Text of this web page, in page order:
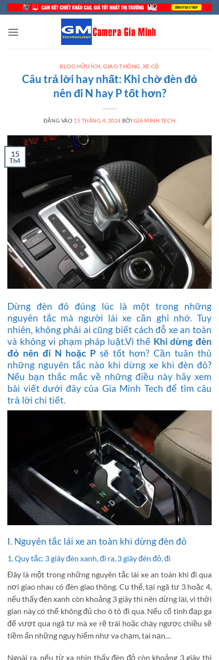
Bỏ
qua
nội
BLOG HỮU ÍCH ,GIAO THÔNG, XE CỘ
Câu trả lời hay nhất: Khi chờ đèn đỏ
nên đi N hay P tốt hơn?
ĐĂNG VÀO 15 THÁNG 4, 2024 BỞI GIA MINH TECH
15
Th4
Dừng đèn đỏ đúng lúc là một trong những
nguyên tắc mà người lái xe cần ghi nhớ. Tuy
nhiên, không phải ai cũng biết cách đỗ xe an toàn
và không vi phạm pháp luật.Vì thế Khi dừng đèn
đỏ nên đi N hoặc P sẽ tốt hơn? Cần tuân thủ
những nguyên tắc nào khi dừng xe khi đèn đỏ?
Nếu bạn thắc mắc về những điều này hãy xem
bài viết dưới đây của Gia Minh Tech để tìm câu
trả lời chi tiết.
I. Nguyên tắc lái xe an toàn khi dừng đèn đỏ
1. Quy tắc: 3 giây đèn xanh, đi ra, 3 giây đèn đỏ, đi
Đây là một trong những nguyên tắc lái xe an toàn khi đi qua
nơi giao nhau có đèn giao thông. Cụ thể, tại ngã tư 3 hoặc 4,
nếu thấy đèn xanh còn khoảng 3 giây thì nên dừng lại, vì thời
gian này có thể không đủ cho ô tô đi qua. Nếu cố tình đạp ga
để vượt qua ngã tư mà xe rẽ trái hoặc chạy ngược chiều sẽ
tiềm ẩn những nguy hiểm như va chạm, tai nạn…
Ngoài ra, nếu từ xa nhìn thấy đèn đỏ còn khoảng 3 giây thì